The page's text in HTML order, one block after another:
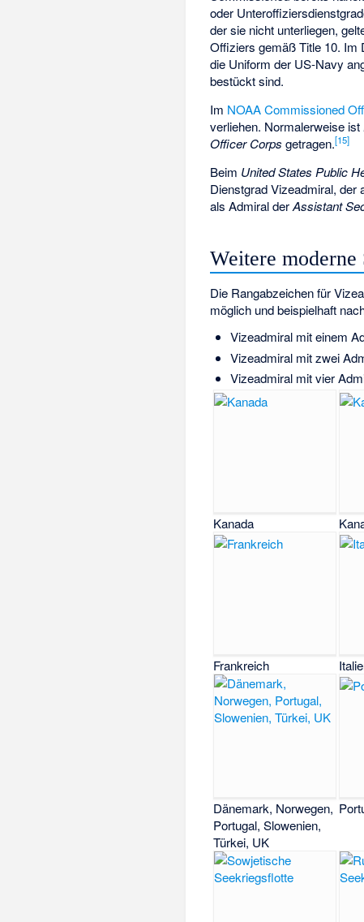
oder
der sie nicht unterliegen,
Offiziers gemäß Title 10. Im
die Uniform der US-Navy
bestückt sind.
Im NOAA Commissioned
verliehen. Normalerweise ist
Officer Corps getragen.[15]
Beim United States Public
Dienstgrad Vizeadmiral, der
als Admiral derAssistant
Weitere
Die Rangabzeichen für
möglich und beispielhaft
Vizeadmiral mit einem
Vizeadmiral mit zwei
Vizeadmiral mit vier
Kanada
Frankreich
Dänemark, Norwegen,
Portugal, Slowenien,
Türkei, UK